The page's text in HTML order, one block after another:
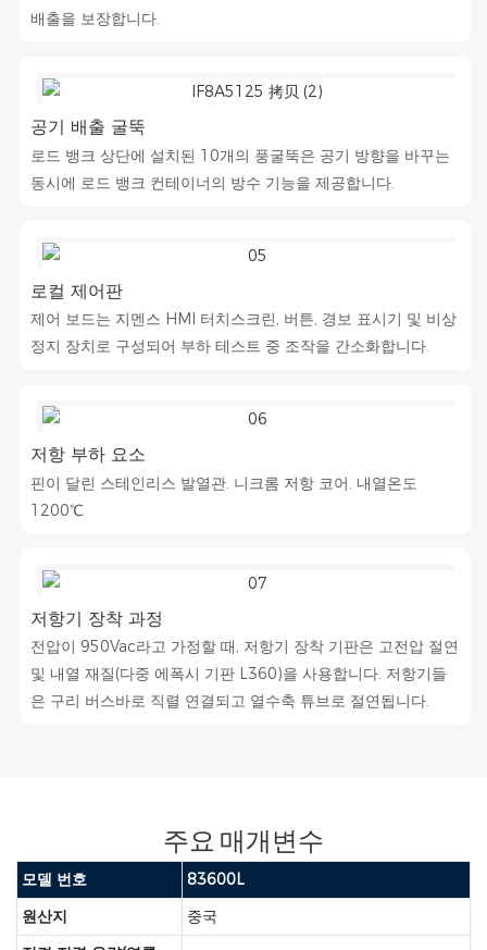
배출을 보장합니다.
공기 배출 굴뚝
로드 뱅크 상단에 설치된 10개의 풍굴뚝은 공기 방향을 바꾸는
동시에 로드 뱅크 컨테이너의 방수 기능을 제공합니다.
로컬 제어판
제어 보드는 지멘스 HMI 터치스크린, 버튼, 경보 표시기 및 비상
정지 장치로 구성되어 부하 테스트 중 조작을 간소화합니다.
저항 부하 요소
핀이 달린 스테인리스 발열관. 니크롬 저항 코어. 내열온도
1200℃
저항기 장착 과정
전압이 950Vac라고 가정할 때, 저항기 장착 기판은 고전압 절연
및 내열 재질(다중 에폭시 기판 L360)을 사용합니다. 저항기들
은 구리 버스바로 직렬 연결되고 열수축 튜브로 절연됩니다.
주요 매개변수
모델 번호
83600L
원산지
중국